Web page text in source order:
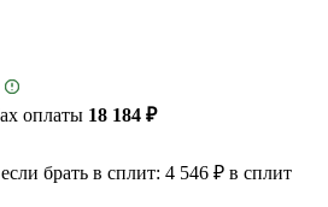
оплаты 18 184 ₽
брать в сплит: 4 546 ₽ в сплит